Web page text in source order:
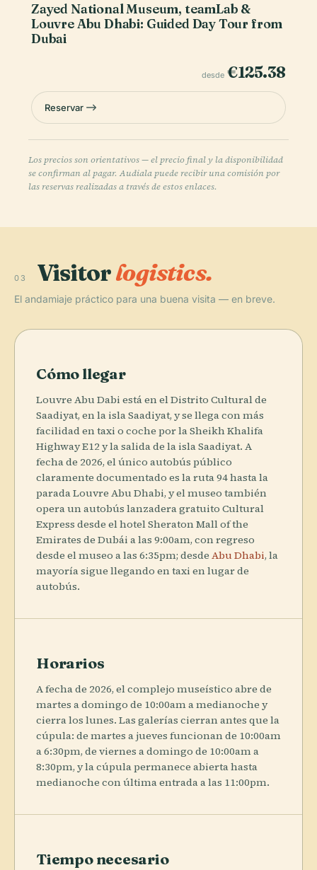
Zayed National Museum, teamLab &
Louvre Abu Dhabi: Guided Day Tour from
Dubai
desde €125.38
Reservar
Los precios son orientativos — el precio final y la disponibilidad
se confirman al pagar. Audiala puede recibir una comisión por
las reservas realizadas a través de estos enlaces.
03 Visitorlogistics.
El andamiaje práctico para una buena visita — en breve.
Cómo llegar
Louvre Abu Dabi está en el Distrito Cultural de
Saadiyat, en la isla Saadiyat, y se llega con más
facilidad en taxi o coche por la Sheikh Khalifa
Highway E12 y la salida de la isla Saadiyat. A
fecha de 2026, el único autobús público
claramente documentado es la ruta 94 hasta la
parada Louvre Abu Dhabi, y el museo también
opera un autobús lanzadera gratuito Cultural
Express desde el hotel Sheraton Mall of the
Emirates de Dubái a las 9:00am, con regreso
desde el museo a las 6:35pm; desde Abu Dhabi, la
mayoría sigue llegando en taxi en lugar de
autobús.
Horarios
A fecha de 2026, el complejo museístico abre de
martes a domingo de 10:00am a medianoche y
cierra los lunes. Las galerías cierran antes que la
cúpula: de martes a jueves funcionan de 10:00am
a 6:30pm, de viernes a domingo de 10:00am a
8:30pm, y la cúpula permanece abierta hasta
medianoche con última entrada a las 11:00pm.
Tiempo necesario